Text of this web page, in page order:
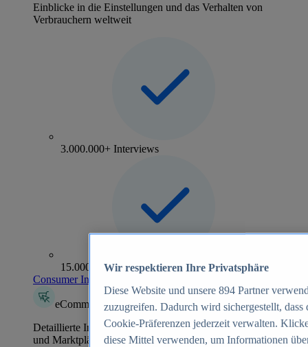
Einblicke in die Einstellungen und das Verhalten von
Verbrauchern weltweit
3.000.000+ Interviews
15.000+ Marken
Consumer Insights entdecken
eCommerce Insights
Detaillierte Informationen zu mehr als 39.000 Online-Shops
und Marktplätzen
Wir respektieren Ihre Privatsphäre
Diese Website und unsere 894 Partner
zuzugreifen. Dadurch wird sichergestellt,
Cookie-Präferenzen jederzeit verwalten.
diese Mittel verwenden, um Informationen